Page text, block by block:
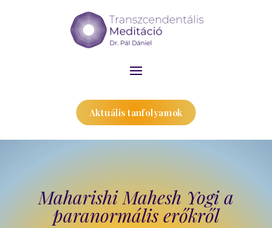
Aktuális tanfolyamok
Maharishi Mahesh Yogi a
paranormális erőkről